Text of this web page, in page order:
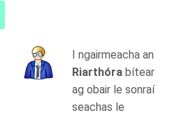
I ngairmeacha an
Riarthóra bítear
ag obair le sonraí
seachas le